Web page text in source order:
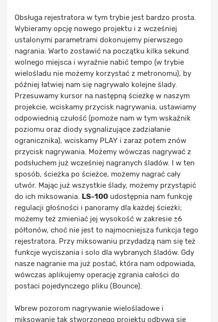
Obsługa rejestratora w tym trybie jest bardzo prosta.
Wybieramy opcję nowego projektu i z wcześniej
ustalonymi parametrami dokonujemy pierwszego
nagrania. Warto zostawić na początku kilka sekund
wolnego miejsca i wyraźnie nabić tempo (w trybie
wielośladu nie możemy korzystać z metronomu), by
później łatwiej nam się nagrywało kolejne ślady.
Przesuwamy kursor na następną ścieżkę w naszym
projekcie, wciskamy przycisk nagrywania, ustawiamy
odpowiednią czułość (pomoże nam w tym wskaźnik
poziomu oraz diody sygnalizujące zadziałanie
ogranicznika), wciskamy PLAY i zaraz potem znów
przycisk nagrywania. Możemy wówczas nagrywać z
podsłuchem już wcześniej nagranych śladów. I w ten
sposób, ścieżka po ścieżce, możemy nagrać cały
utwór. Mając już wszystkie ślady, możemy przystąpić
do ich miksowania. LS-100 udostępnia nam funkcję
regulacji głośności i panoramy dla każdej ścieżki;
możemy też zmieniać jej wysokość w zakresie ±6
półtonów, choć nie jest to najmocniejsza funkcja tego
rejestratora. Przy miksowaniu przydadzą nam się też
funkcje wyciszania i solo dla wybranych śladów. Gdy
nasze nagranie ma już postać, która nam odpowiada,
wówczas aplikujemy operację zgrania całości do
postaci pojedynczego pliku (Bounce).
Wbrew pozorom nagrywanie wielośladowe i
miksowanie tak stworzonego projektu odbywa się